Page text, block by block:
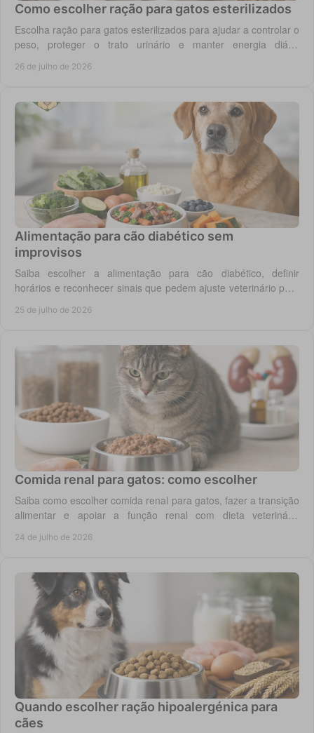
Como escolher ração para gatos esterilizados
Escolha ração para gatos esterilizados para ajudar a controlar o
peso, proteger o trato urinário e manter energia diária
26 de julho de 2026
Alimentação para cão diabético sem
improvisos
Saiba escolher a alimentação para cão diabético, definir
horários e reconhecer sinais que pedem ajuste veterinário para
25 de julho de 2026
Comida renal para gatos: como escolher
Saiba como escolher comida renal para gatos, fazer a transição
alimentar e apoiar a função renal com dieta veterinária
24 de julho de 2026
Quando escolher ração hipoalergénica para
cães